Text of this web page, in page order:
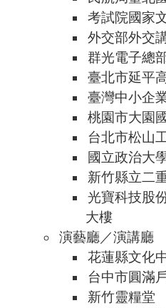
考試院國家
外交部外交
群光電子總
臺北市延平
臺灣中小企
桃園市大園
台北市松山
國立政治大
新竹縣立二
光寶科技股
大樓
演藝廳／演講廳
花蓮縣文化
台中市圓滿
新竹靈糧堂